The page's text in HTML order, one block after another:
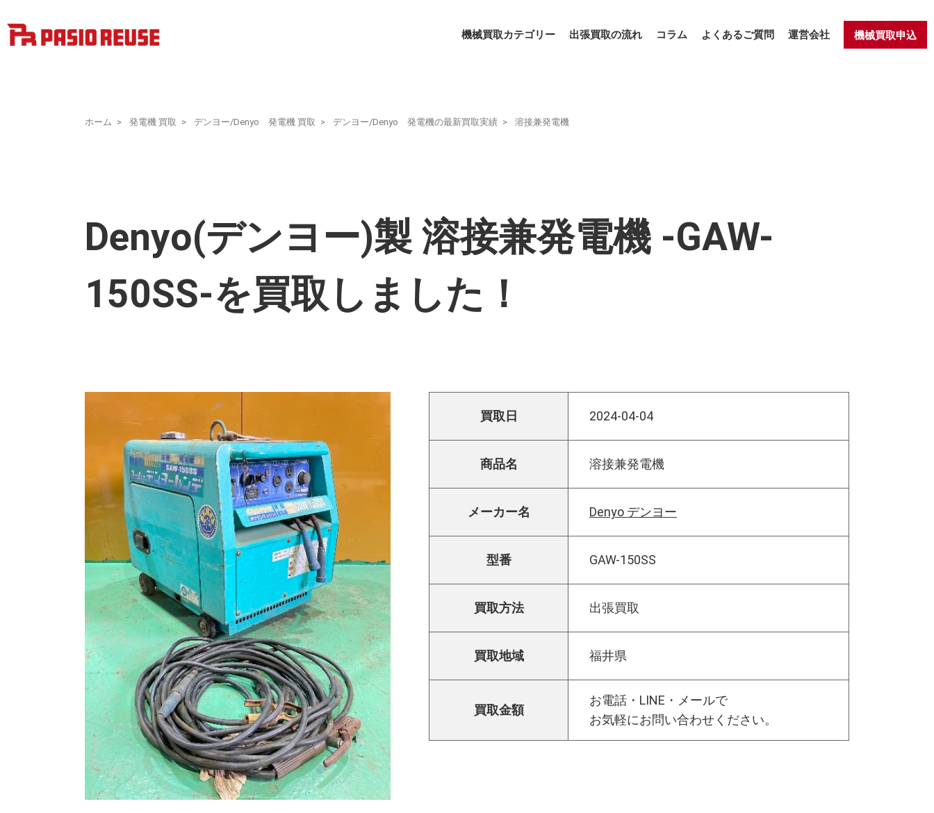
機械買取カテゴリー 出張買取の流れ コラム よくあるご質問 運営会社 機械買取申込
ホーム 発電機 買取 デンヨー/Denyo 発電機 買取 デンヨー/Denyo 発電機の最新買取実績 溶接兼発電機
Denyo(デンヨー)製 溶接兼発電機 -GAW-
150SS-を買取しました！
買取日 2024-04-04
商品名 溶接兼発電機
メーカー名 Denyo デンヨー
型番 GAW-150SS
買取方法 出張買取
買取地域 福井県
買取金額
お電話・LINE・メールで
お気軽にお問い合わせください。